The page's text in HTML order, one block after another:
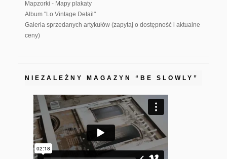
Mapzorki - Mapy plakaty
Album "Lo Vintage Detail"
Galeria sprzedanych artykułów (zapytaj o dostępność i aktualne
ceny)
NIEZALEŻNY MAGAZYN “BE SLOWLY”